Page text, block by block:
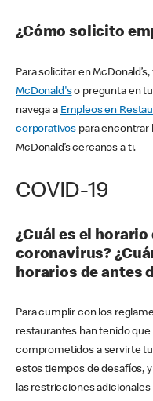
¿Cómo solicito
Para solicitar en McDonald’s,
McDonald'so pregunta en tu
navega a Empleos en
corporativos para encontrar
McDonald’s cercanos a ti.
COVID-19
¿Cuál es el horario
coronavirus?
horarios de antes
Para cumplir con los
restaurantes han tenido
comprometidos a servirte
estos tiempos de desafíos,
las restricciones